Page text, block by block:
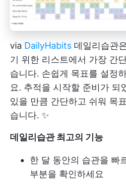
via DailyHabits 데일리습관
기 위한 리스트에서 가장 간
습니다. 손쉽게 목표를 설정
요. 추적을 시작할 준비가 되
있을 만큼 간단하고 쉬워 목
습니다. ✨
데일리습관 최고의 기능
한 달 동안의 습관을 빠
부분을 확인하세요